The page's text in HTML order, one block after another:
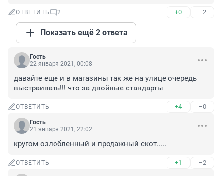
ОТВЕТИТЬ 2 +0 –2
Показать ещё 2 ответа
Гость
22 января 2021, 00:08
давайте еще и в магазины так же на улице очередь
выстраивать!!! что за двойные стандарты
ОТВЕТИТЬ +4 –0
Гость
21 января 2021, 22:02
кругом озлобленный и продажный скот.....
ОТВЕТИТЬ +1 –2